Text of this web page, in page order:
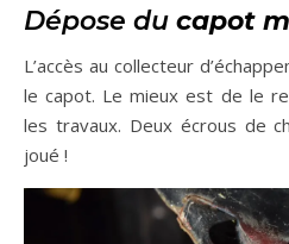
Dépose du capot
L’accès au collecteur
le capot. Le mieux est de le
les travaux. Deux écrous de
joué !